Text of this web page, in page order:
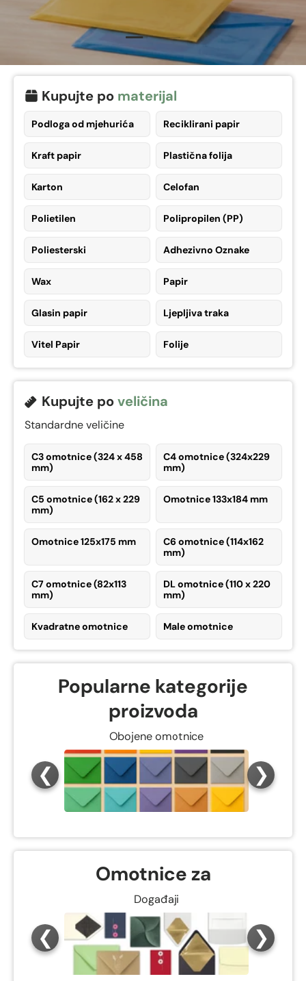
Učitaj slajd 1 od 2
Učitaj slajd 2 od 2
Kupujte poveličina
Standardne veličine
C3 omotnice (324 x 458
mm)
C4 omotnice (324x229
mm)
C5 omotnice (162 x 229
mm)
Omotnice 133x184 mm
Omotnice 125x175 mm
C6 omotnice (114x162
mm)
C7 omotnice (82x113
mm)
DL omotnice (110 x 220
mm)
Kvadratne omotnice Male omotnice
Kupujte po materijal
Podloga od mjehurića Reciklirani papir
Kraft papir Plastična folija
Karton Celofan
Polietilen Polipropilen (PP)
Poliesterski Adhezivno Oznake
Wax Papir
Glasin papir Ljepljiva traka
Vitel Papir Folije
Popularne kategorije
proizvoda
Obojene omotnice
❮ ❯
Omotnice za
Događaji
❮ ❯